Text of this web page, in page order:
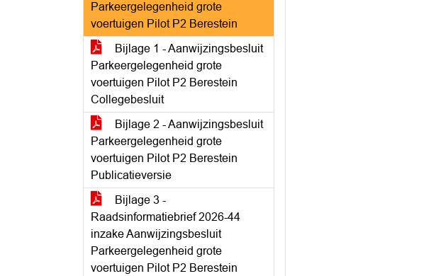
Parkeergelegenheid grote
voertuigen Pilot P2 Berestein
Bijlage 1 - Aanwijzingsbesluit
Parkeergelegenheid grote
voertuigen Pilot P2 Berestein
Collegebesluit
Bijlage 2 - Aanwijzingsbesluit
Parkeergelegenheid grote
voertuigen Pilot P2 Berestein
Publicatieversie
Bijlage 3 -
Raadsinformatiebrief 2026-44
inzake Aanwijzingsbesluit
Parkeergelegenheid grote
voertuigen Pilot P2 Berestein